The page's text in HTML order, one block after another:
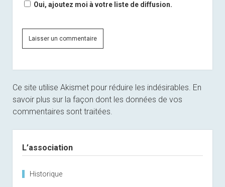
Oui, ajoutez moi à votre liste de diffusion.
Ce site utilise Akismet pour réduire les indésirables. En
savoir plus sur la façon dont les données de vos
commentaires sont traitées.
L’association
Historique